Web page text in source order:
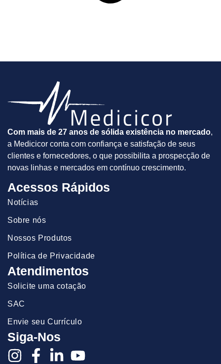
Com mais de 27 anos de sólida existência no mercado,
a Medicicor conta com confiança e satisfação de seus
clientes e fornecedores, o que possibilita a prospecção de
novas linhas e mercados em contínuo crescimento.
Acessos Rápidos
Notícias
Sobre nós
Nossos Produtos
Política de Privacidade
Atendimentos
Solicite uma cotação
SAC
Envie seu Currículo
Siga-Nos